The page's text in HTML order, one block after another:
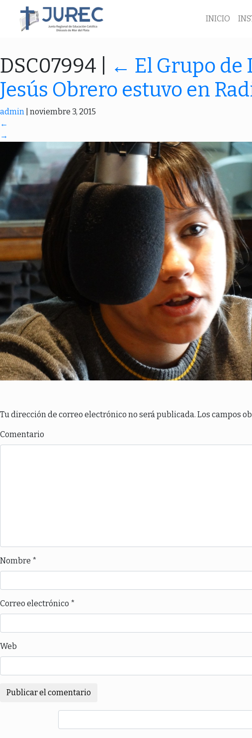
INICIO
DSC07994 ← El Grupo de
Jesús Obrero estuvo en
admin noviembre 3, 2015
←
→
Tu dirección de correo electrónico no será publicada. Los campos
Comentario
Nombre *
Correo electrónico *
Web